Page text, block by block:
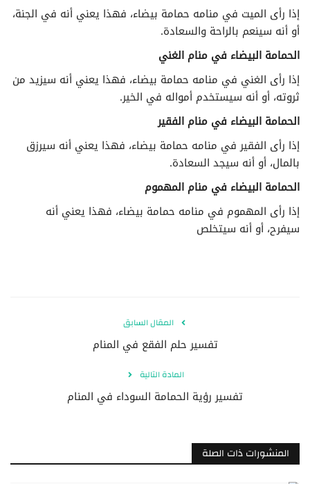
إذا رأى الميت في منامه حمامة بيضاء، فهذا يعني أنه في الجنة،
أو أنه سينعم بالراحة والسعادة.
الحمامة البيضاء في منام الغني
إذا رأى الغني في منامه حمامة بيضاء، فهذا يعني أنه سيزيد من
ثروته، أو أنه سيستخدم أمواله في الخير.
الحمامة البيضاء في منام الفقير
إذا رأى الفقير في منامه حمامة بيضاء، فهذا يعني أنه سيرزق
بالمال، أو أنه سيجد السعادة.
الحمامة البيضاء في منام المهموم
إذا رأى المهموم في منامه حمامة بيضاء، فهذا يعني أنه
سيفرح، أو أنه سيتخلص
المقال السابق
تفسير حلم الفقع في المنام
المادة التالية
تفسير رؤية الحمامة السوداء في المنام
المنشورات ذات الصلة